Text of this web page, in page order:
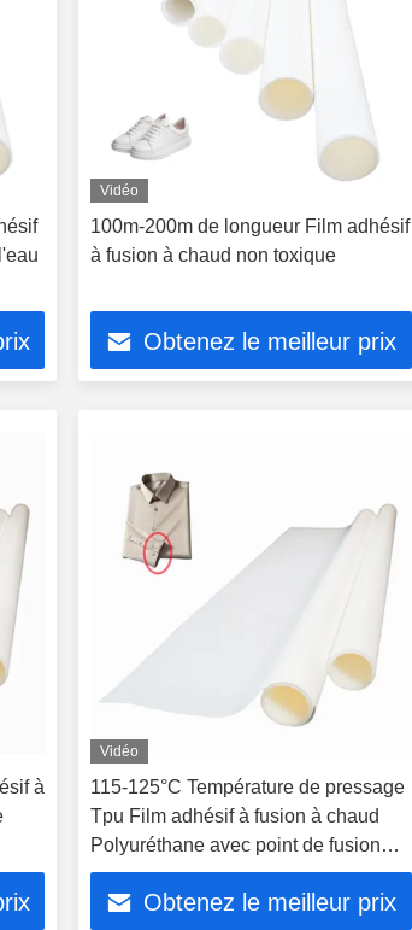
Vidéo
100m-200m de longueur Film adhésif
à fusion à chaud non toxique
Obtenez le meilleur prix
à
Vidéo
115-125°C Température de pressage
Tpu Film adhésif à fusion à chaud
Polyuréthane avec point de fusion
95°C
Obtenez le meilleur prix